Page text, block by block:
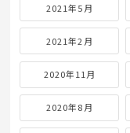
2021年5月
2021年2月
2020年11月
2020年8月